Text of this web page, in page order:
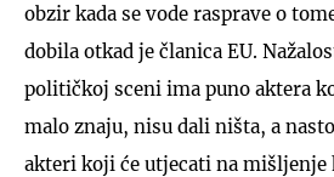
obzir kada se vode rasprave o
dobila otkad je članica EU.
političkoj sceni ima puno aktera
malo znaju, nisu dali ništa, a
akteri koji će utjecati na mišljenje